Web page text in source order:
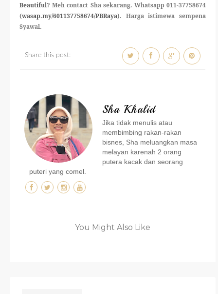
Beautiful? Meh contact Sha sekarang. Whatsapp 011-37758674
(wasap.my/601137758674/PBRaya). Harga istimewa sempena
Syawal.
Share this post:
Sha Khalid
Jika tidak menulis atau
membimbing rakan-rakan
bisnes, Sha meluangkan masa
melayan karenah 2 orang
putera kacak dan seorang
puteri yang comel.
You Might Also Like